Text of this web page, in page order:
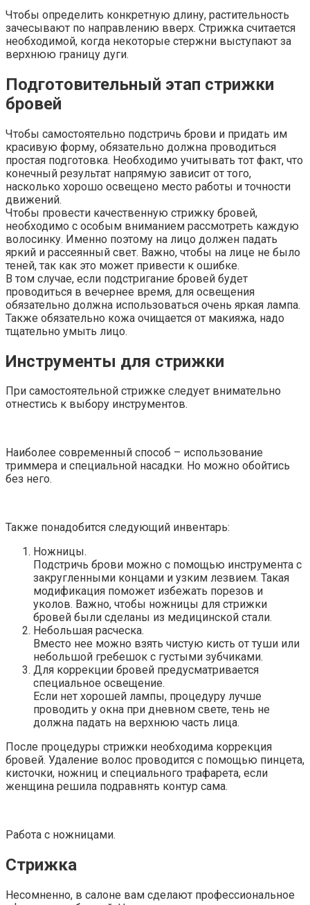
Чтобы определить конкретную длину, растительность
зачесывают по направлению вверх. Стрижка считается
необходимой, когда некоторые стержни выступают за
верхнюю границу дуги.
Подготовительный этап стрижки
бровей
Чтобы самостоятельно подстричь брови и придать им
красивую форму, обязательно должна проводиться
простая подготовка. Необходимо учитывать тот факт, что
конечный результат напрямую зависит от того,
насколько хорошо освещено место работы и точности
движений.
Чтобы провести качественную стрижку бровей,
необходимо с особым вниманием рассмотреть каждую
волосинку. Именно поэтому на лицо должен падать
яркий и рассеянный свет. Важно, чтобы на лице не было
теней, так как это может привести к ошибке.
В том случае, если подстригание бровей будет
проводиться в вечернее время, для освещения
обязательно должна использоваться очень яркая лампа.
Также обязательно кожа очищается от макияжа, надо
тщательно умыть лицо.
Инструменты для стрижки
При самостоятельной стрижке следует внимательно
отнестись к выбору инструментов.
Наиболее современный способ – использование
триммера и специальной насадки. Но можно обойтись
без него.
Также понадобится следующий инвентарь:
Ножницы.
Подстричь брови можно с помощью инструмента с
закругленными концами и узким лезвием. Такая
модификация поможет избежать порезов и
уколов. Важно, чтобы ножницы для стрижки
бровей были сделаны из медицинской стали.
Небольшая расческа.
Вместо нее можно взять чистую кисть от туши или
небольшой гребешок с густыми зубчиками.
Для коррекции бровей предусматривается
специальное освещение.
Если нет хорошей лампы, процедуру лучше
проводить у окна при дневном свете, тень не
должна падать на верхнюю часть лица.
После процедуры стрижки необходима коррекция
бровей. Удаление волос проводится с помощью пинцета,
кисточки, ножниц и специального трафарета, если
женщина решила подравнять контур сама.
Работа с ножницами.
Стрижка
Несомненно, в салоне вам сделают профессиональное